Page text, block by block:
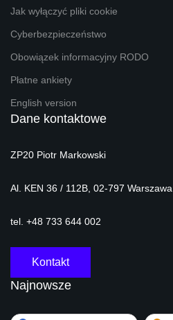
Jak wyłączyć pliki cookie
Cyberbezpieczeństwo
Obowiązek informacyjny RODO
Płatne ankiety
English version
Dane kontaktowe
ZP20 Piotr Markowski
Al. KEN 36 / 112B, 02-797 Warszawa
tel. +48 733 644 002
Kontakt
Najnowsze